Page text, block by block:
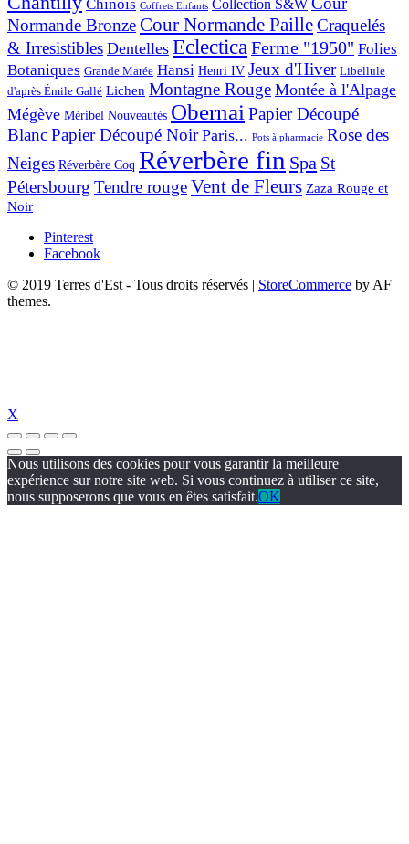
Chinois Coffrets Enfants Collection S&W
Normande BronzeCour Normande PailleCraquelés
& Irresistibles Dentelles EclecticaFerme "1950" Folies
Botaniques Grande Marée Hansi Henri IV Jeux d'Hiver Libellule
d'après Émile Gallé Lichen Montagne Rouge Montée à l'Alpage
Mégève Méribel Nouveautés ObernaiPapier Découpé
BlancPapier Découpé Noir Paris... Pots à pharmacie Rose des
Neiges Réverbère Coq Réverbère fin Spa St
Pétersbourg Tendre rougeVent de Fleurs Zaza Rouge et
Noir
Pinterest
Facebook
© 2019 Terres d'Est - Tous droits réservés
StoreCommerce by AF
themes.
X
Nous utilisons des cookies pour vous garantir la meilleure
expérience sur notre site web. Si vous continuez à utiliser ce site,
nous supposerons que vous en êtes satisfait.OK